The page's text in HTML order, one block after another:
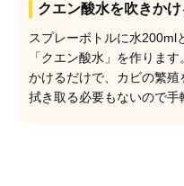
クエン酸水を吹きかけ
スプレーボトルに水200ml
「クエン酸水」を作りま
かけるだけで、カビの繁
拭き取る必要もないので手